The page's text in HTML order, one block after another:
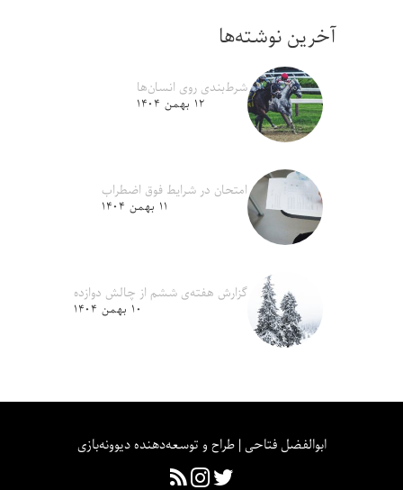
آخرین نوشته‌ها
شرط‌بندی روی انسان‌ها
۱۲ بهمن ۱۴۰۴
امتحان در شرایط فوق اضطراب
۱۱ بهمن ۱۴۰۴
گزارش هفته‌ی ششم از چالش دوازده
۱۰ بهمن ۱۴۰۴
ابوالفضل فتاحی | طراح و توسعه‌دهنده دیوونه‌بازی